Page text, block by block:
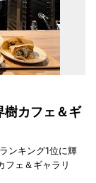
樹カフェ＆ギ
ンキング1位に輝
フェ＆ギャラリ